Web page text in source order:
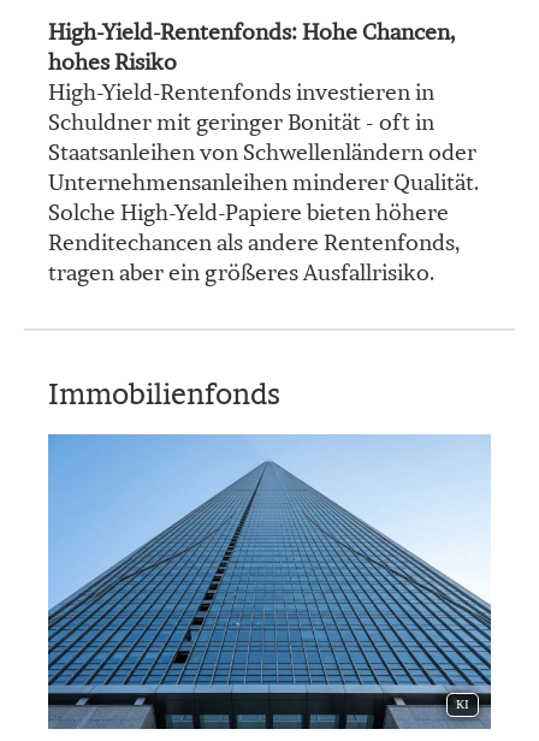
High-Yield-Rentenfonds: Hohe Chancen,
hohes Risiko
High-Yield-Rentenfonds investieren in
Schuldner mit geringer Bonität - oft in
Staatsanleihen von Schwellenländern oder
Unternehmensanleihen minderer Qualität.
Solche High-Yeld-Papiere bieten höhere
Renditechancen als andere Rentenfonds,
tragen aber ein größeres Ausfallrisiko.
Immobilienfonds
KI